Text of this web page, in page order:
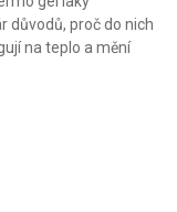
důvodů, proč do nich
na teplo a mění